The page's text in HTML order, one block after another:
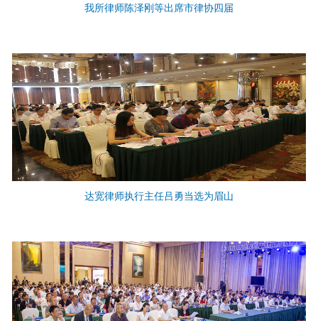
我所律师陈泽刚等出席市律协四届
达宽律师执行主任吕勇当选为眉山